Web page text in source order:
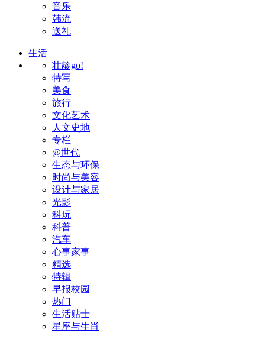
音乐
韩流
送礼
生活
壮龄go!
特写
美食
旅行
文化艺术
人文史地
专栏
@世代
生态与环保
时尚与美容
设计与家居
光影
科玩
科普
汽车
心事家事
精选
特辑
早报校园
热门
生活贴士
星座与生肖